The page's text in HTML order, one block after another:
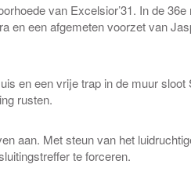
van Excelsior’31. In de
en een afgemeten voorzet van
en een vrije trap in de muur
rusten.
aan. Met steun van het
te forceren.